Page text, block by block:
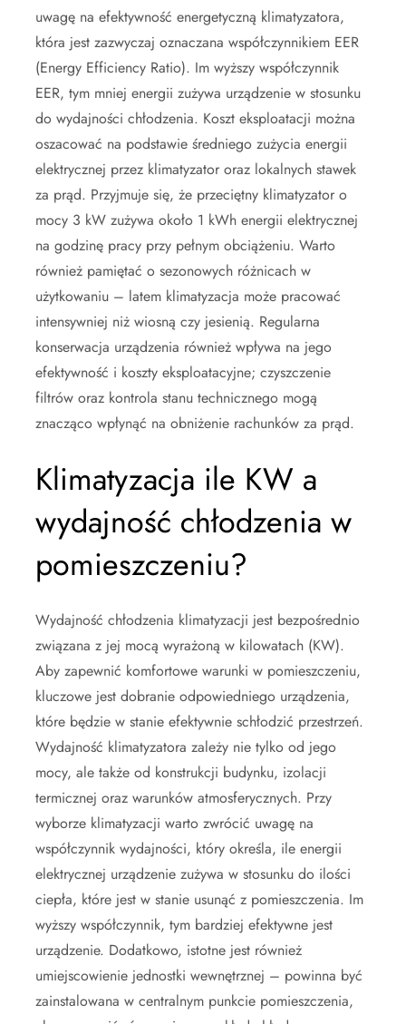
uwagę na efektywność energetyczną klimatyzatora,
która jest zazwyczaj oznaczana współczynnikiem EER
(Energy Efficiency Ratio). Im wyższy współczynnik
EER, tym mniej energii zużywa urządzenie w stosunku
do wydajności chłodzenia. Koszt eksploatacji można
oszacować na podstawie średniego zużycia energii
elektrycznej przez klimatyzator oraz lokalnych stawek
za prąd. Przyjmuje się, że przeciętny klimatyzator o
mocy 3 kW zużywa około 1 kWh energii elektrycznej
na godzinę pracy przy pełnym obciążeniu. Warto
również pamiętać o sezonowych różnicach w
użytkowaniu – latem klimatyzacja może pracować
intensywniej niż wiosną czy jesienią. Regularna
konserwacja urządzenia również wpływa na jego
efektywność i koszty eksploatacyjne; czyszczenie
filtrów oraz kontrola stanu technicznego mogą
znacząco wpłynąć na obniżenie rachunków za prąd.
Klimatyzacja ile KW a
wydajność chłodzenia w
pomieszczeniu?
Wydajność chłodzenia klimatyzacji jest bezpośrednio
związana z jej mocą wyrażoną w kilowatach (KW).
Aby zapewnić komfortowe warunki w pomieszczeniu,
kluczowe jest dobranie odpowiedniego urządzenia,
które będzie w stanie efektywnie schłodzić przestrzeń.
Wydajność klimatyzatora zależy nie tylko od jego
mocy, ale także od konstrukcji budynku, izolacji
termicznej oraz warunków atmosferycznych. Przy
wyborze klimatyzacji warto zwrócić uwagę na
współczynnik wydajności, który określa, ile energii
elektrycznej urządzenie zużywa w stosunku do ilości
ciepła, które jest w stanie usunąć z pomieszczenia. Im
wyższy współczynnik, tym bardziej efektywne jest
urządzenie. Dodatkowo, istotne jest również
umiejscowienie jednostki wewnętrznej – powinna być
zainstalowana w centralnym punkcie pomieszczenia,